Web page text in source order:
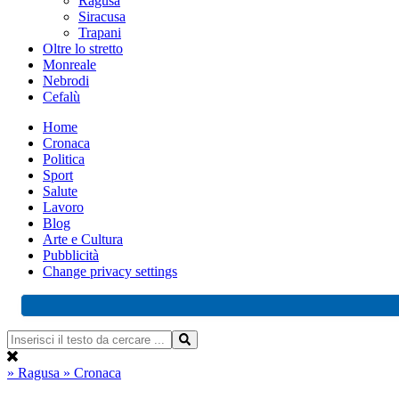
Siracusa
Trapani
Oltre lo stretto
Monreale
Nebrodi
Cefalù
Home
Cronaca
Politica
Sport
Salute
Lavoro
Blog
Arte e Cultura
Pubblicità
Change privacy settings
» Ragusa » Cronaca